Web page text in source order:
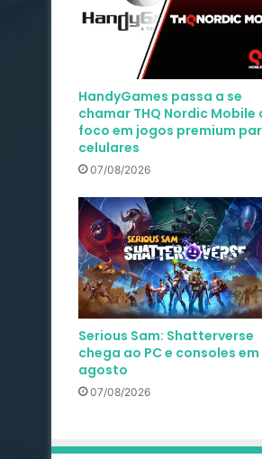
HandyGames passa a se
chamar THQ Nordic Mobile
foco em jogos premium
celulares
07/08/2026
Serious Sam: Shatterverse
chega ao PC e consoles em
agosto
07/08/2026